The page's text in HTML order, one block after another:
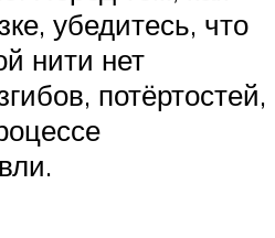
убедитесь, что
нити нет
потёртостей,